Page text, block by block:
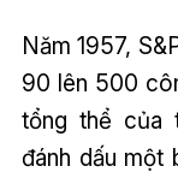
Năm 1957,
90 lên 500
tổng thể của
đánh dấu